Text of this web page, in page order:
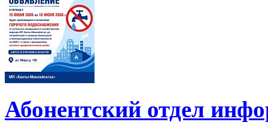
Абонентский отдел